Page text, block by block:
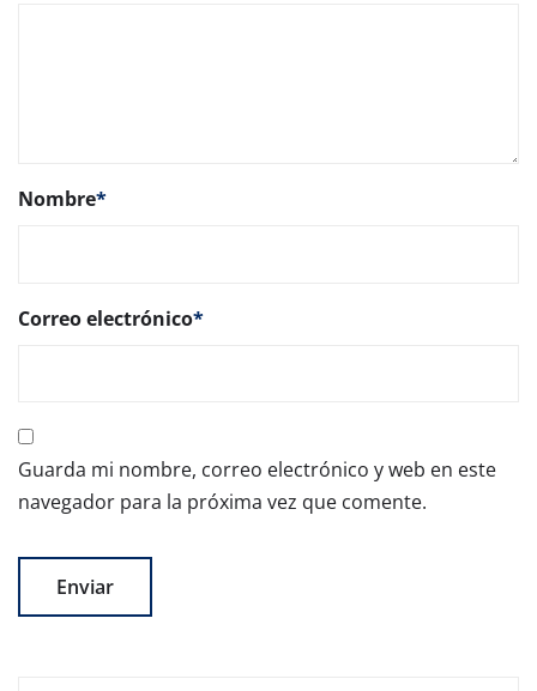
Nombre*
Correo electrónico*
Guarda mi nombre, correo electrónico y web en este
navegador para la próxima vez que comente.